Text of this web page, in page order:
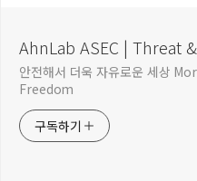
AhnLab ASEC | Threat
안전해서 더욱 자유로운 세상
Freedom
구독하기